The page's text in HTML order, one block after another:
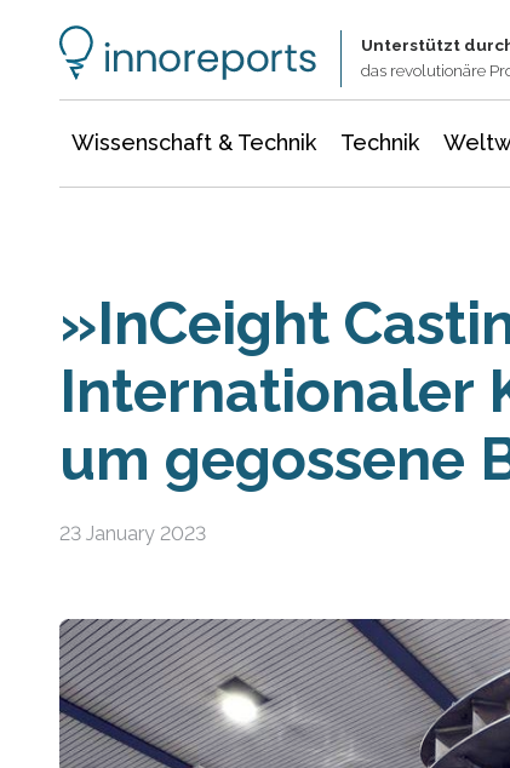
Unterstützt
das revolutionäre
Wissenschaft & Technik Technik
»InCeight
Internationaler
um gegossene
23 January 2023